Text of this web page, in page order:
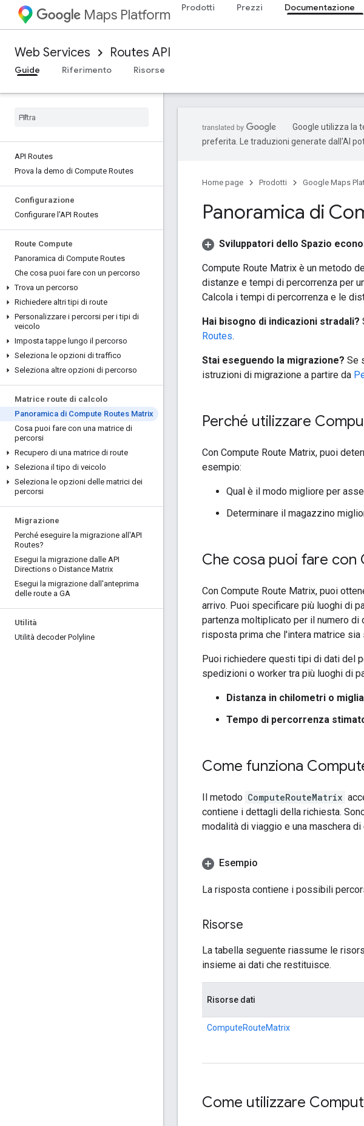
Maps Platform Prodotti Prezzi Documentazione
Web Services Routes API
Guide
Riferimento Risorse
API Routes
Prova la demo di Compute Routes
Configurazione
Configurare l'API Routes
Route Compute
Panoramica di Compute Routes
Che cosa puoi fare con un percorso
Trova un percorso
Richiedere altri tipi di route
Personalizzare i percorsi per i tipi di
veicolo
Imposta tappe lungo il percorso
Seleziona le opzioni di traffico
Seleziona altre opzioni di percorso
Matrice route di calcolo
Panoramica di Compute Routes Matrix
Cosa puoi fare con una matrice di
percorsi
Recupero di una matrice di route
Seleziona il tipo di veicolo
Seleziona le opzioni delle matrici dei
percorsi
Migrazione
Perché eseguire la migrazione all'API
Routes?
Esegui la migrazione dalle API
Directions o Distance Matrix
Esegui la migrazione dall'anteprima
delle route a GA
Utilità
Utilità decoder Polyline
Google utilizza la
preferita. Le traduzioni generate dall'AI
Home page Prodotti Google Maps
Panoramica di
Sviluppatori dello Spazio
Compute Route Matrix è un metodo
distanze e tempi di percorrenza per
Calcola i tempi di percorrenza e le
Hai bisogno di indicazioni stradali?
Routes.
Stai eseguendo la migrazione? Se
istruzioni di migrazione a partire da
Perché utilizzare
Con Compute Route Matrix, puoi
esempio:
Qual è il modo migliore per
Determinare il magazzino
Che cosa puoi fare con
Con Compute Route Matrix, puoi
arrivo. Puoi specificare più luoghi di
partenza moltiplicato per il numero
risposta prima che l'intera matrice
Puoi richiedere questi tipi di dati del
spedizioni o worker tra più luoghi di
Distanza in chilometri o
Tempo di percorrenza
Come funziona
Il metodo ComputeRouteMatrix
contiene i dettagli della richiesta.
modalità di viaggio e una maschera
Esempio
La risposta contiene i possibili
Risorse
La tabella seguente riassume le
insieme ai dati che restituisce.
Risorse dati
ComputeRouteMatrix
Come utilizzare